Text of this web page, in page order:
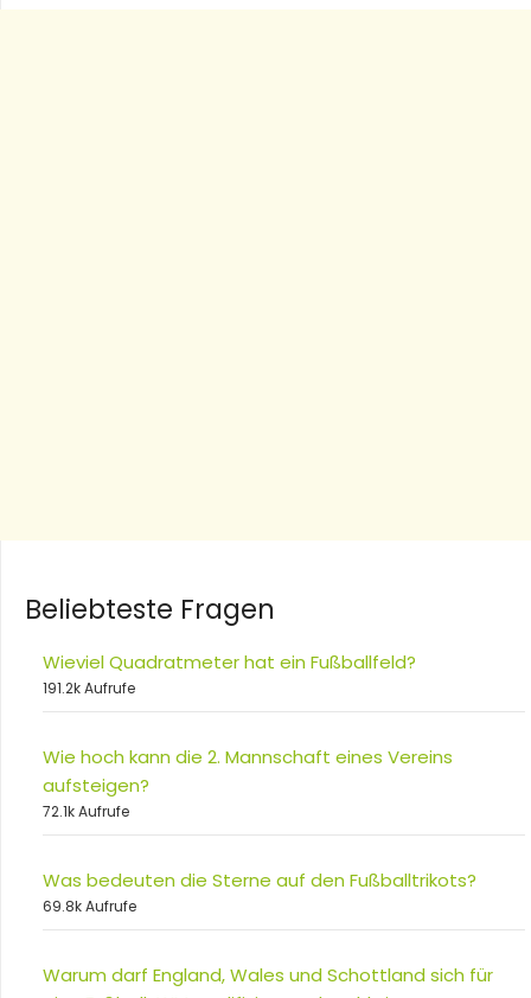
Beliebteste Fragen
Wieviel Quadratmeter hat ein Fußballfeld?
191.2k Aufrufe
Wie hoch kann die 2. Mannschaft eines Vereins
aufsteigen?
72.1k Aufrufe
Was bedeuten die Sterne auf den Fußballtrikots?
69.8k Aufrufe
Warum darf England, Wales und Schottland sich für